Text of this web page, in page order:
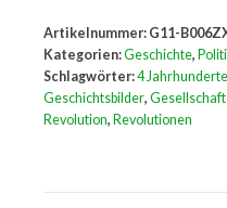
Geschichtsbilder
aus
4
Artikelnummer: G11-
Kategorien:Geschichte,
Schlagwörter:4 Jahrhunderte
Geschichtsbilder,
Revolution, Revolutionen